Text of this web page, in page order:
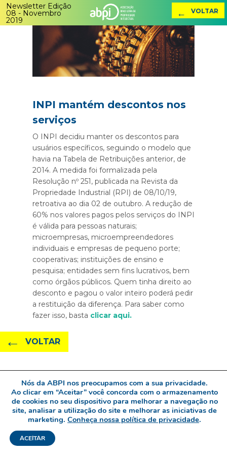
Newsletter Edição
08 - Novembro
2019
← VOLTAR
INPI mantém descontos nos
serviços
O INPI decidiu manter os descontos para
usuários específicos, seguindo o modelo que
havia na Tabela de Retribuições anterior, de
2014. A medida foi formalizada pela
Resolução nº 251, publicada na Revista da
Propriedade Industrial (RPI) de 08/10/19,
retroativa ao dia 02 de outubro. A redução de
60% nos valores pagos pelos serviços do INPI
é válida para pessoas naturais;
microempresas, microempreendedores
individuais e empresas de pequeno porte;
cooperativas; instituições de ensino e
pesquisa; entidades sem fins lucrativos, bem
como órgãos públicos. Quem tinha direito ao
desconto e pagou o valor inteiro poderá pedir
a restituição da diferença. Para saber como
fazer isso, basta clicar aqui.
← VOLTAR
Esta Newsletter é desenvolvida pela ABPI e direcionada
a todos os seus associados.
www.abpi.org.br | abpi@abpi.org.br
Nós da ABPI nos preocupamos com a sua privacidade.
Ao clicar em “Aceitar” você concorda com o armazenamento
de cookies no seu dispositivo para melhorar a navegação no
site, analisar a utilização do site e melhorar as iniciativas de
marketing. Conheça nossa política de privacidade.
ACEITAR